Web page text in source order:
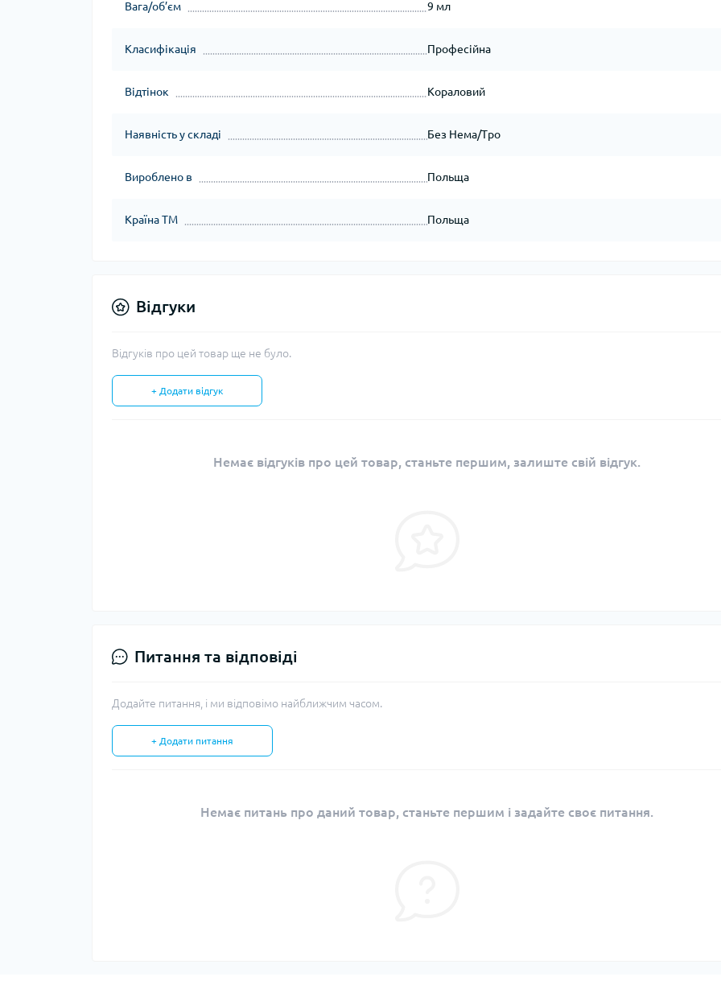
Вага/об’єм 9 мл
Класифікація Професійна
Відтінок Кораловий
Наявність у складі Без Hема/Tро
Вироблено в Польща
Країна ТМ Польща
Відгуки
Відгуків про цей товар ще не було.
+ Додати відгук
Немає відгуків про цей товар, станьте першим, залиште свій відгук.
Питання та відповіді
Додайте питання, і ми відповімо найближчим часом.
+ Додати питання
Немає питань про даний товар, станьте першим і задайте своє питання.